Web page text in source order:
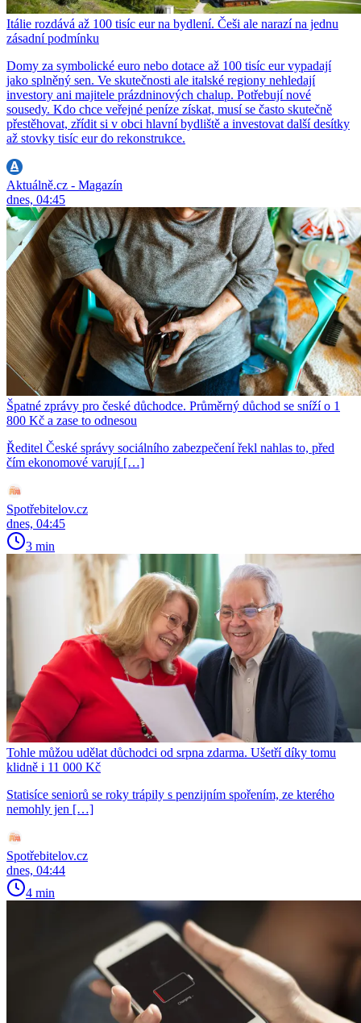
Itálie rozdává až 100 tisíc eur na bydlení. Češi ale narazí na jednu
zásadní podmínku
Domy za symbolické euro nebo dotace až 100 tisíc eur vypadají
jako splněný sen. Ve skutečnosti ale italské regiony nehledají
investory ani majitele prázdninových chalup. Potřebují nové
sousedy. Kdo chce veřejné peníze získat, musí se často skutečně
přestěhovat, zřídit si v obci hlavní bydliště a investovat další desítky
až stovky tisíc eur do rekonstrukce.
Aktuálně.cz - Magazín
dnes, 04:45
Špatné zprávy pro české důchodce. Průměrný důchod se sníží o 1
800 Kč a zase to odnesou
Ředitel České správy sociálního zabezpečení řekl nahlas to, před
čím ekonomové varují […]
Spotřebitelov.cz
dnes, 04:45
3 min
Tohle můžou udělat důchodci od srpna zdarma. Ušetří díky tomu
klidně i 11 000 Kč
Statisíce seniorů se roky trápily s penzijním spořením, ze kterého
nemohly jen […]
Spotřebitelov.cz
dnes, 04:44
4 min